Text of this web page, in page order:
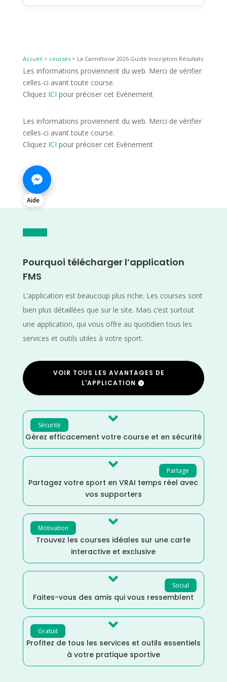
Accueil > courses> La Cannétoise 2026 Guide Inscription Résultats
Les informations proviennent du web. Merci de vérifier
celles-ci avant toute course.
Cliquez ICI pour préciser cet Evènement
Les informations proviennent du web. Merci de vérifier
celles-ci avant toute course.
Cliquez ICI pour préciser cet Evènement
Aide
Pourquoi télécharger l’application
FMS
L’application est beaucoup plus riche. Les courses sont
bien plus détaillées que sur le site. Mais c’est surtout
une application, qui vous offre au quotidien tous les
services et outils utiles à votre sport.
VOIR TOUS LES AVANTAGES DE
L'APPLICATION
Sécurité 
Gérez efficacement votre course et en sécurité
Partage

Partagez votre sport en VRAI temps réel avec
vos supporters
Motivation 
Trouvez les courses idéales sur une carte
interactive et exclusive
Social

Faites-vous des amis qui vous ressemblent
Gratuit 
Profitez de tous les services et outils essentiels
à votre pratique sportive